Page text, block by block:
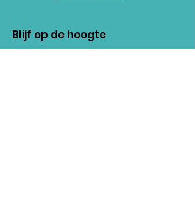
Blijf op de hoogte